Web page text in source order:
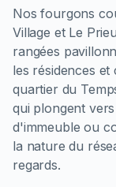
Nos fourgons
Village et Le
rangées
les résidences
quartier du
qui plongent
d'immeuble ou
la nature du
regards.